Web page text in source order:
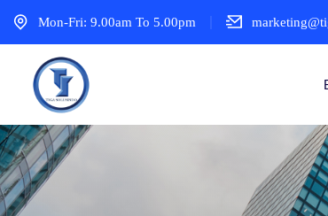
Mon-Fri: 9.00am To 5.00pm